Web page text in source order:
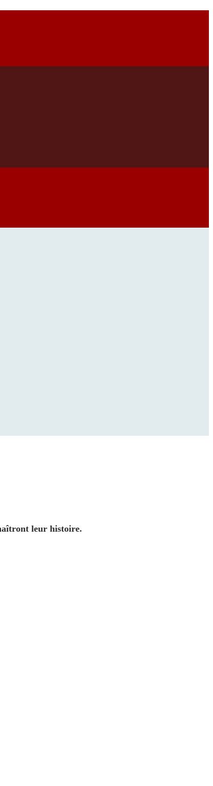
leur histoire.